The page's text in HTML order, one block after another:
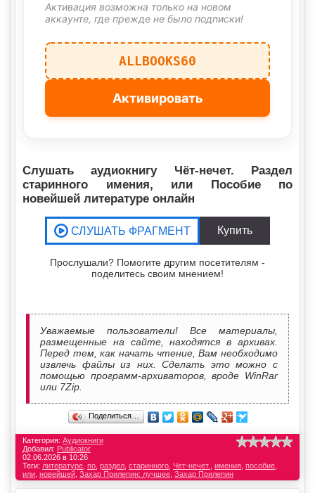
Активация возможна только на новом
аккаунте, где прежде не было подписки!
ALLBOOKS60
Активировать
Слушать аудиокнигу Чёт-нечет. Раздел
старинного имения, или Пособие по
новейшей литературе онлайн
Прослушали? Помогите другим посетителям -
поделитесь своим мнением!
Уважаемые пользователи! Все материалы,
размещенные на сайте, находятся в архивах.
Перед тем, как начать чтение, Вам необходимо
извлечь файлы из них. Сделать это можно с
помощью программ-архиваторов, вроде WinRar
или 7Zip.
Поделиться…
Категория: Аудиокниги
Добавил: Publicator
02.06.2026 в 10:26
Теги: литературе по раздел старинного Чет-нечет. имения пособие
или новейшей Захар Прилепин: лучшее Захар Прилепин